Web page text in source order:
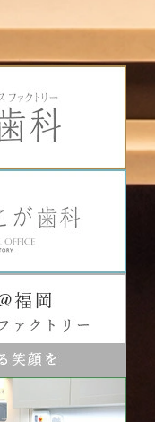
、一定の歯に加わ
ことがあります。
ないのかもしれま
重大です。
るためもろくなり
う、かぶせ物をつ
のでしっかりと相